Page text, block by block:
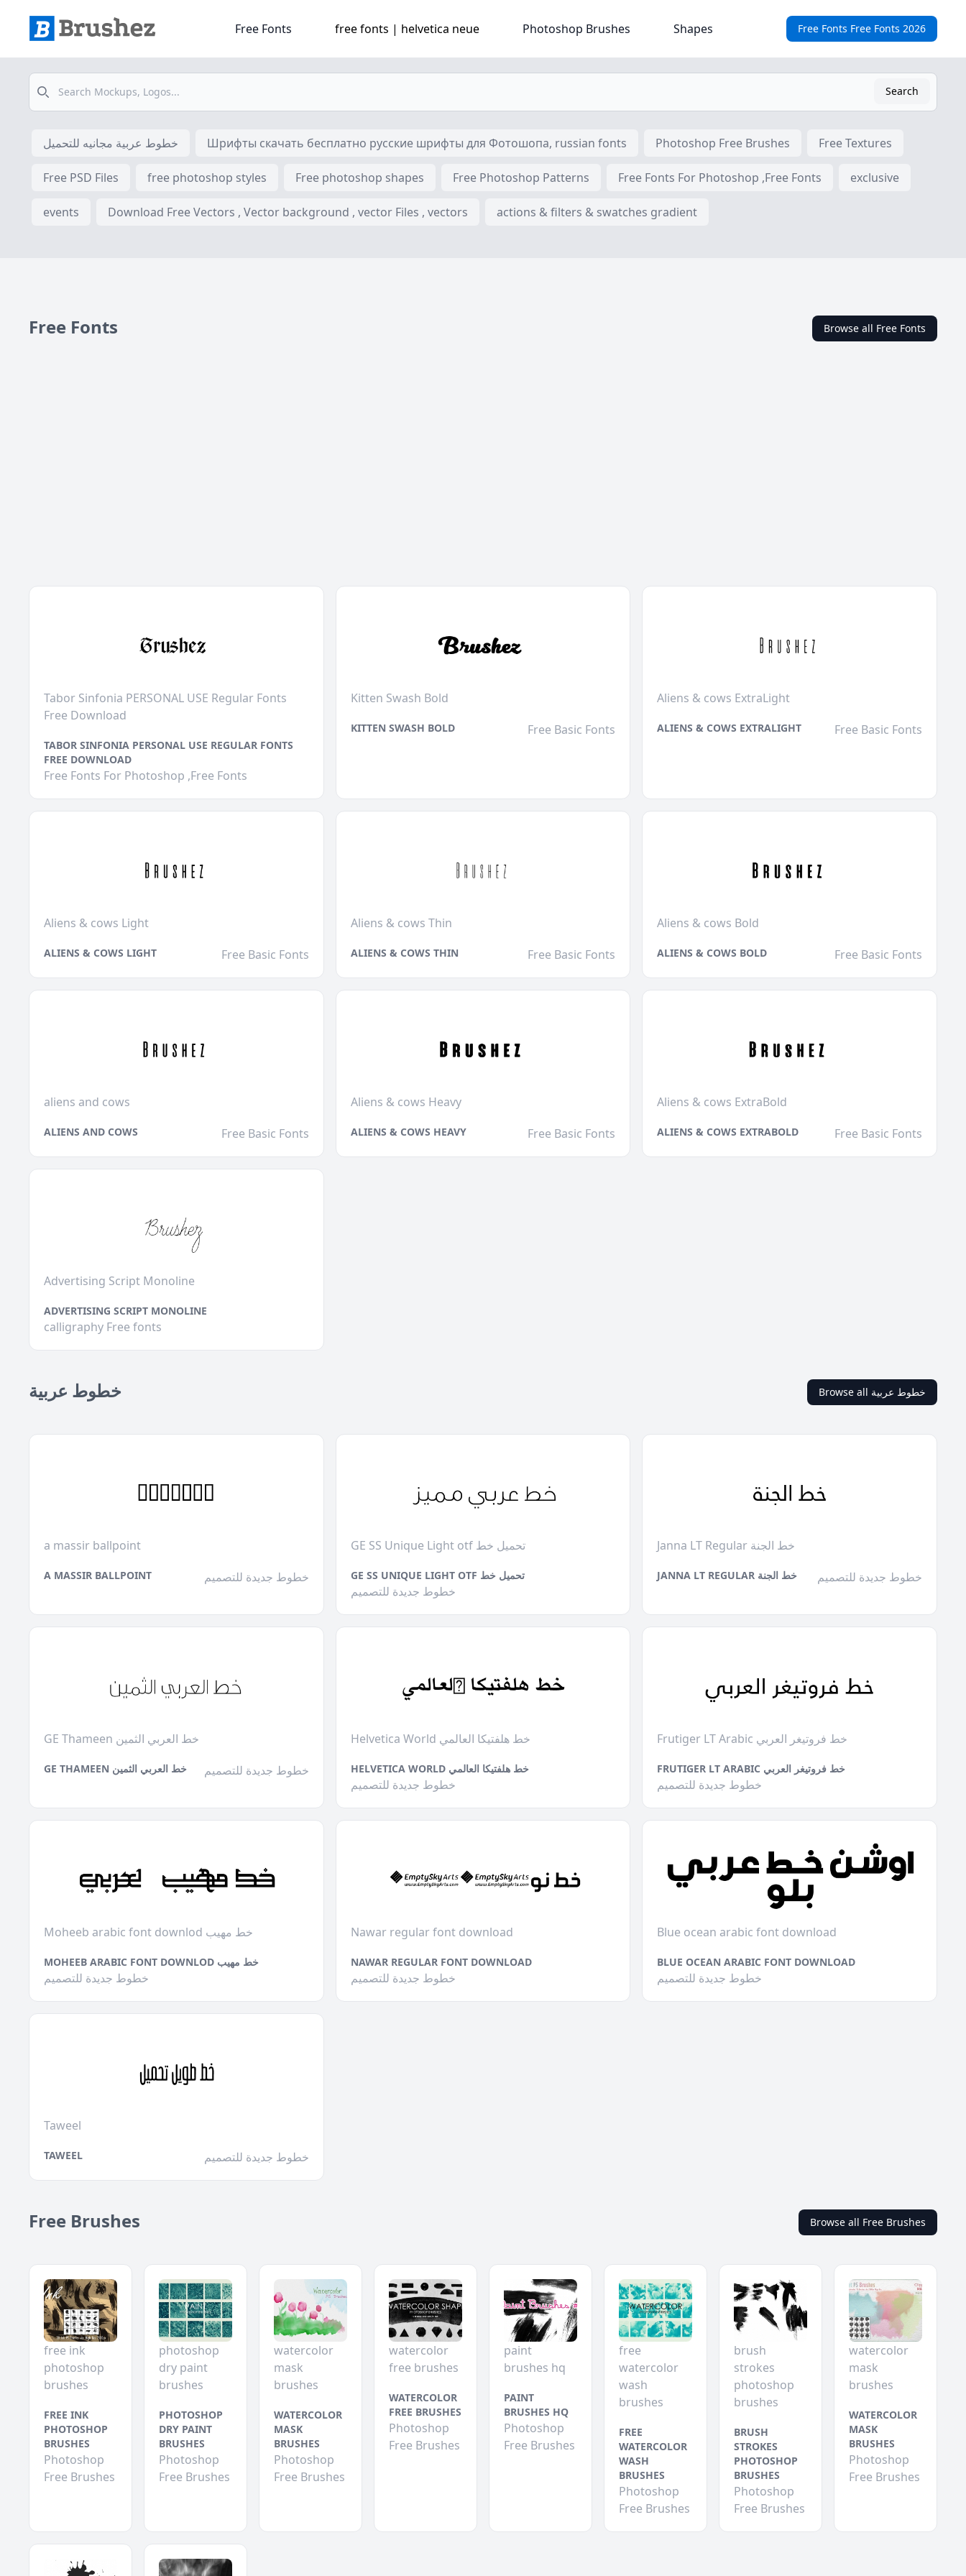
Free Fonts Free Fonts 2026
Free Fonts free fonts | helvetica neue Photoshop Brushes Shapes
Search
Search
خطوط عربية مجانيه للتحميل Шрифты скачать бесплатно русские шрифты для Фотошопа, russian fonts Photoshop Free Brushes Free Textures
Free PSD Files free photoshop styles Free photoshop shapes Free Photoshop Patterns Free Fonts For Photoshop ,Free Fonts exclusive
events Download Free Vectors , Vector background , vector Files , vectors actions & filters & swatches gradient
Free Fonts Browse all Free Fonts
Tabor Sinfonia PERSONAL USE Regular Fonts
Free Download
TABOR SINFONIA PERSONAL USE REGULAR FONTS
FREE DOWNLOAD
Free Fonts For Photoshop ,Free Fonts
Kitten Swash Bold
KITTEN SWASH BOLD Free Basic Fonts
Aliens & cows ExtraLight
ALIENS & COWS EXTRALIGHT Free Basic Fonts
Aliens & cows Light
ALIENS & COWS LIGHT Free Basic Fonts
Aliens & cows Thin
ALIENS & COWS THIN Free Basic Fonts
Aliens & cows Bold
ALIENS & COWS BOLD Free Basic Fonts
aliens and cows
ALIENS AND COWS Free Basic Fonts
Aliens & cows Heavy
ALIENS & COWS HEAVY Free Basic Fonts
Aliens & cows ExtraBold
ALIENS & COWS EXTRABOLD Free Basic Fonts
Advertising Script Monoline
ADVERTISING SCRIPT MONOLINE
calligraphy Free fonts
خطوط عربية Browse all خطوط عربية
a massir ballpoint
A MASSIR BALLPOINT خطوط جديدة للتصميم
GE SS Unique Light otf تحميل خط
GE SS UNIQUE LIGHT OTF تحميل خط
خطوط جديدة للتصميم
Janna LT Regular خط الجنة
JANNA LT REGULAR خط الجنة خطوط جديدة للتصميم
GE Thameen خط العربي الثمين
GE THAMEEN خط العربي الثمين خطوط جديدة للتصميم
Helvetica World خط هلفتيكا العالمي
HELVETICA WORLD خط هلفتيكا العالمي
خطوط جديدة للتصميم
Frutiger LT Arabic خط فروتيغر العربي
FRUTIGER LT ARABIC خط فروتيغر العربي
خطوط جديدة للتصميم
Moheeb arabic font downlod خط مهيب
MOHEEB ARABIC FONT DOWNLOD خط مهيب
خطوط جديدة للتصميم
Nawar regular font download
NAWAR REGULAR FONT DOWNLOAD
خطوط جديدة للتصميم
Blue ocean arabic font download
BLUE OCEAN ARABIC FONT DOWNLOAD
خطوط جديدة للتصميم
Taweel
TAWEEL خطوط جديدة للتصميم
Free Brushes Browse all Free Brushes
free ink
photoshop
brushes
FREE INK
PHOTOSHOP
BRUSHES
Photoshop
Free Brushes
photoshop
dry paint
brushes
PHOTOSHOP
DRY PAINT
BRUSHES
Photoshop
Free Brushes
watercolor
mask
brushes
WATERCOLOR
MASK
BRUSHES
Photoshop
Free Brushes
watercolor
free brushes
WATERCOLOR
FREE BRUSHES
Photoshop
Free Brushes
paint
brushes hq
PAINT
BRUSHES HQ
Photoshop
Free Brushes
free
watercolor
wash
brushes
FREE
WATERCOLOR
WASH
BRUSHES
Photoshop
Free Brushes
brush
strokes
photoshop
brushes
BRUSH
STROKES
PHOTOSHOP
BRUSHES
Photoshop
Free Brushes
watercolor
mask
brushes
WATERCOLOR
MASK
BRUSHES
Photoshop
Free Brushes